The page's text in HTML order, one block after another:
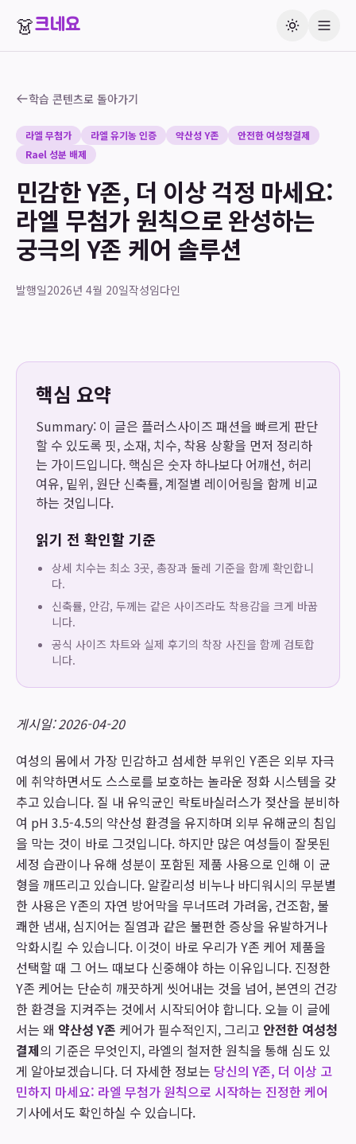
👗크네요
학습 콘텐츠로 돌아가기
라엘 무첨가 라엘 유기농 인증 약산성 Y존
안전한 여성청결제
Rael 성분 배제
민감한 Y존, 더 이상 걱정 마세요:
라엘 무첨가 원칙으로 완성하는
궁극의 Y존 케어 솔루션
발행일2026년 4월 20일작성임다인
핵심 요약
Summary: 이 글은 플러스사이즈 패션을 빠르게 판단
할 수 있도록 핏, 소재, 치수, 착용 상황을 먼저 정리하
는 가이드입니다. 핵심은 숫자 하나보다 어깨선, 허리
여유, 밑위, 원단 신축률, 계절별 레이어링을 함께 비교
하는 것입니다.
읽기 전 확인할 기준
상세 치수는 최소 3곳, 총장과 둘레 기준을 함께 확인합니
다.
신축률, 안감, 두께는 같은 사이즈라도 착용감을 크게 바꿉
니다.
공식 사이즈 차트와 실제 후기의 착장 사진을 함께 검토합
니다.
게시일: 2026-04-20
여성의 몸에서 가장 민감하고 섬세한 부위인 Y존은 외부 자극
에 취약하면서도 스스로를 보호하는 놀라운 정화 시스템을 갖
추고 있습니다. 질 내 유익균인 락토바실러스가 젖산을 분비하
여 pH 3.5-4.5의 약산성 환경을 유지하며 외부 유해균의 침입
을 막는 것이 바로 그것입니다. 하지만 많은 여성들이 잘못된
세정 습관이나 유해 성분이 포함된 제품 사용으로 인해 이 균
형을 깨뜨리고 있습니다. 알칼리성 비누나 바디워시의 무분별
한 사용은 Y존의 자연 방어막을 무너뜨려 가려움, 건조함, 불
쾌한 냄새, 심지어는 질염과 같은 불편한 증상을 유발하거나
악화시킬 수 있습니다. 이것이 바로 우리가 Y존 케어 제품을
선택할 때 그 어느 때보다 신중해야 하는 이유입니다. 진정한
Y존 케어는 단순히 깨끗하게 씻어내는 것을 넘어, 본연의 건강
한 환경을 지켜주는 것에서 시작되어야 합니다. 오늘 이 글에
서는 왜 약산성 Y존 케어가 필수적인지, 그리고 안전한 여성청
결제의 기준은 무엇인지, 라엘의 철저한 원칙을 통해 심도 있
게 알아보겠습니다. 더 자세한 정보는 당신의 Y존, 더 이상 고
민하지 마세요: 라엘 무첨가 원칙으로 시작하는 진정한 케어
기사에서도 확인하실 수 있습니다.